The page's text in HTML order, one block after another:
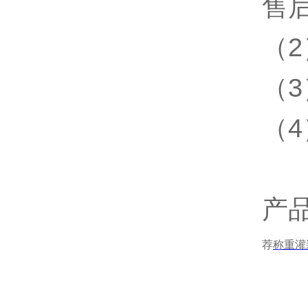
售
（
（
（
产
荐称重